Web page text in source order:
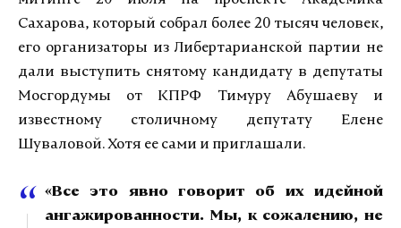
Сахарова, который собрал более 20 тысяч человек,
его организаторы из Либертарианской партии не
дали выступить снятому кандидату в депутаты
Мосгордумы от КПРФ Тимуру Абушаеву и
известному столичному депутату Елене
Шуваловой. Хотя ее сами и приглашали.
«Все это явно говорит об их идейной
ангажированности. Мы, к сожалению, не